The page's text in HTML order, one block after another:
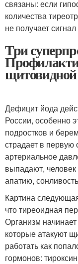
связаны: если
количества
не получает
Три
Дефицит йода
России, особенно
подростков и
страдает в первую
артериальное
выпадают,
апатию,
Картина
что тиреоидная
Организм
которые атакуют
работать как
гормонов: